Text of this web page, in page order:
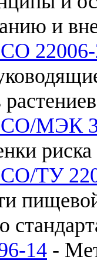
и
22006-
МЭК
риска
ТУ
14 -